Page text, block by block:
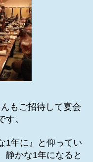
もご招待して宴会
。
1年に』と仰ってい
静かな1年になると